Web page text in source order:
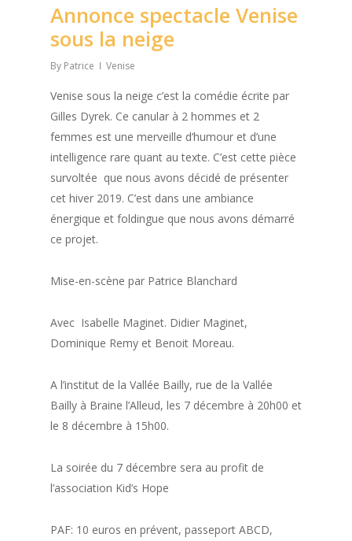
Annonce spectacle Venise
sous la neige
By Patrice Venise
Venise sous la neige c’est la comédie écrite par
Gilles Dyrek. Ce canular à 2 hommes et 2
femmes est une merveille d’humour et d’une
intelligence rare quant au texte. C’est cette pièce
survoltée que nous avons décidé de présenter
cet hiver 2019. C’est dans une ambiance
énergique et foldingue que nous avons démarré
ce projet.
Mise-en-scène par Patrice Blanchard
Avec Isabelle Maginet. Didier Maginet,
Dominique Remy et Benoit Moreau.
A l’institut de la Vallée Bailly, rue de la Vallée
Bailly à Braine l’Alleud, les 7 décembre à 20h00 et
le 8 décembre à 15h00.
La soirée du 7 décembre sera au profit de
l’association Kid’s Hope
PAF: 10 euros en prévent, passeport ABCD,